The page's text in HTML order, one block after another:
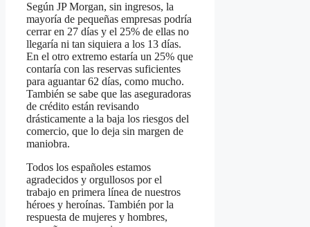
Según JP Morgan, sin ingresos, la
mayoría de pequeñas empresas podría
cerrar en 27 días y el 25% de ellas no
llegaría ni tan siquiera a los 13 días.
En el otro extremo estaría un 25% que
contaría con las reservas suficientes
para aguantar 62 días, como mucho.
También se sabe que las aseguradoras
de crédito están revisando
drásticamente a la baja los riesgos del
comercio, que lo deja sin margen de
maniobra.
Todos los españoles estamos
agradecidos y orgullosos por el
trabajo en primera línea de nuestros
héroes y heroínas. También por la
respuesta de mujeres y hombres,